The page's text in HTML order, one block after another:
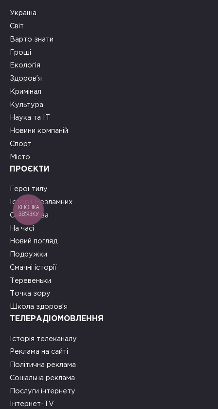
Україна
Світ
Варто знати
Гроші
Екологія
Здоров’я
Кримінал
Культура
Наука та ІТ
Новини компаній
Спорт
Місто
ПРОЄКТИ
Герої тилу
Історії Незламних
Сила слова
На часі
Новий погляд
Подружки
Смачні історії
Теревеньки
Точка зору
Школа здоров’я
ТЕЛЕРАДІОМОВЛЕННЯ
Історія телеканалу
Реклама на сайті
Політична реклама
Соціальна реклама
Послуги інтернету
Інтернет-TV
КНОПКА
ЗВ'ЯЗКУ